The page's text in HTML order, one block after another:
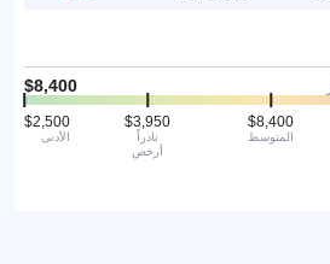
الأدنى
نادراً
أرخص
المتوسط